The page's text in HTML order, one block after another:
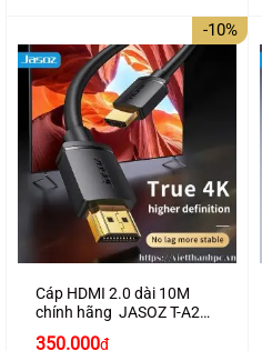
80.000₫.
-10%
Cáp HDMI 2.0 dài 10M
chính hãng JASOZ T-A285
hỗ trợ 4K2K
Giá
350.000₫Giá